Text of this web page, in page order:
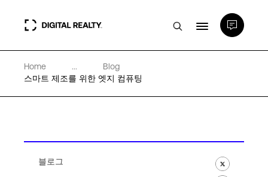
데이터 센터
Home ...
Blog
스마트 제조를 위한 엣지 컴퓨팅
블로그